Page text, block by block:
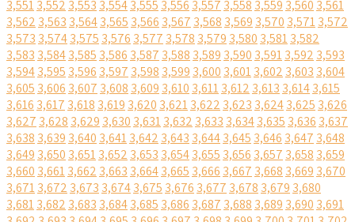
3,5513,552 3,553 3,5543,555 3,556 3,557 3,558 3,559 3,560 3,561
3,562 3,563 3,5643,565 3,566 3,567 3,568 3,569 3,570 3,5713,572
3,573 3,5743,575 3,576 3,577 3,578 3,579 3,580 3,5813,582
3,583 3,5843,585 3,586 3,587 3,588 3,589 3,590 3,5913,592 3,593
3,5943,595 3,596 3,597 3,598 3,599 3,600 3,6013,602 3,603 3,604
3,605 3,606 3,607 3,608 3,609 3,610 3,6113,612 3,613 3,6143,615
3,616 3,617 3,618 3,619 3,620 3,6213,622 3,623 3,6243,625 3,626
3,627 3,628 3,629 3,630 3,6313,632 3,633 3,6343,635 3,636 3,637
3,638 3,639 3,640 3,6413,642 3,643 3,6443,645 3,646 3,647 3,648
3,649 3,650 3,6513,652 3,653 3,6543,655 3,656 3,657 3,658 3,659
3,660 3,6613,662 3,663 3,6643,665 3,666 3,667 3,668 3,669 3,670
3,6713,672 3,673 3,6743,675 3,676 3,677 3,678 3,679 3,680
3,6813,682 3,683 3,6843,685 3,686 3,687 3,688 3,689 3,690 3,691